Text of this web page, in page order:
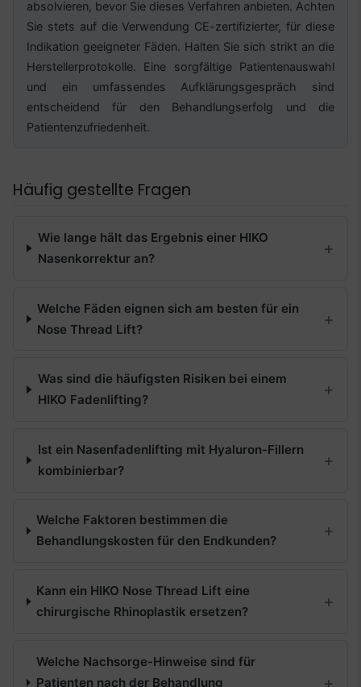
absolvieren, bevor Sie dieses Verfahren anbieten. Achten
Sie stets auf die Verwendung CE-zertifizierter, für diese
Indikation geeigneter Fäden. Halten Sie sich strikt an die
Herstellerprotokolle. Eine sorgfältige Patientenauswahl
und ein umfassendes Aufklärungsgespräch sind
entscheidend für den Behandlungserfolg und die
Patientenzufriedenheit.
Häufig gestellte Fragen
Wie lange hält das Ergebnis einer HIKO
Nasenkorrektur an?
Welche Fäden eignen sich am besten für ein
Nose Thread Lift?
Was sind die häufigsten Risiken bei einem
HIKO Fadenlifting?
Ist ein Nasenfadenlifting mit Hyaluron-Fillern
kombinierbar?
Welche Faktoren bestimmen die
Behandlungskosten für den Endkunden?
Kann ein HIKO Nose Thread Lift eine
chirurgische Rhinoplastik ersetzen?
Welche Nachsorge-Hinweise sind für
Patienten nach der Behandlung